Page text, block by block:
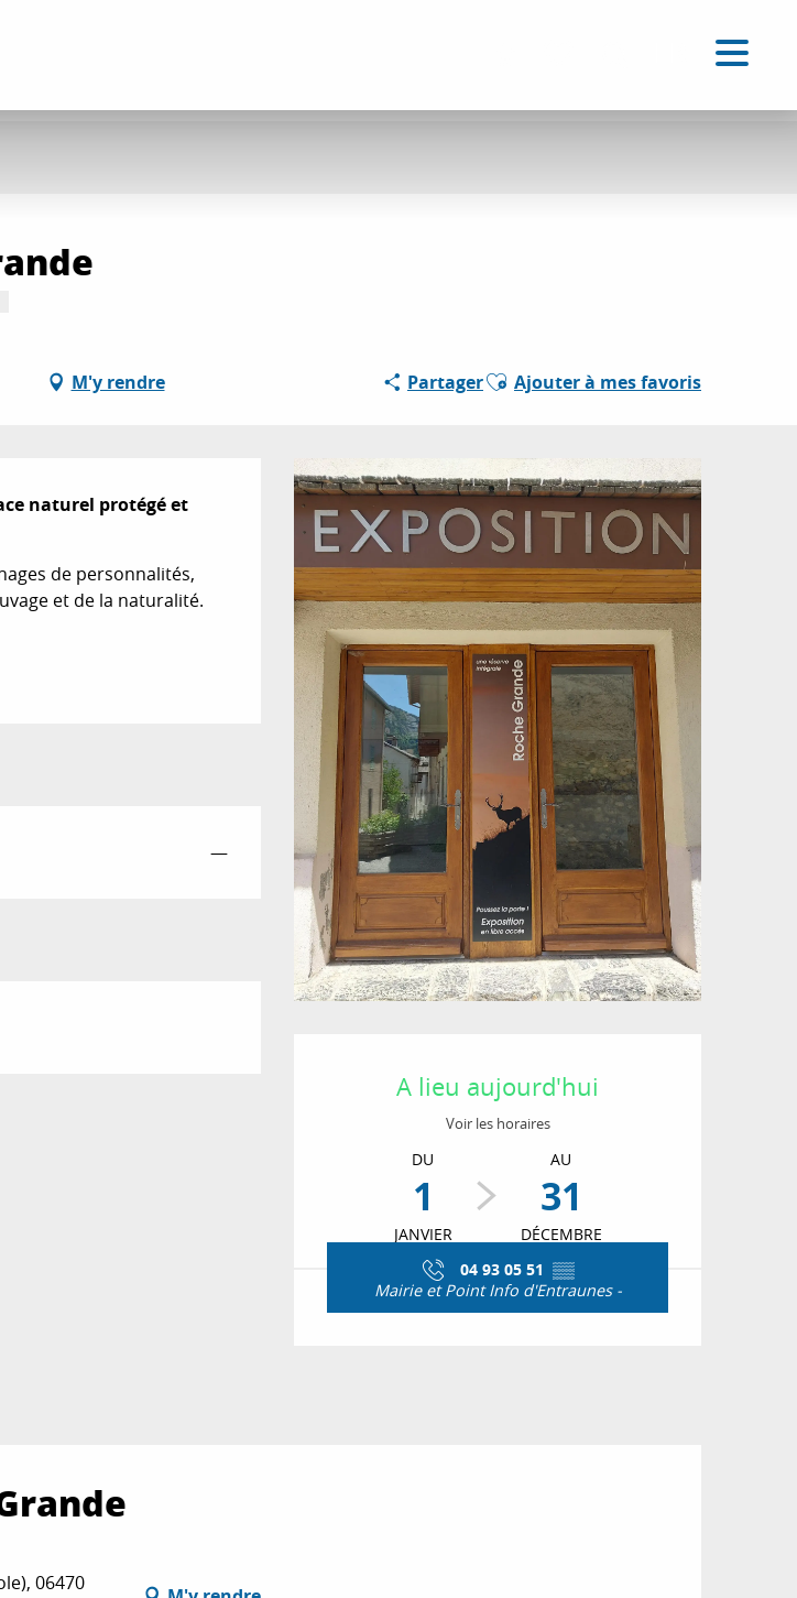
M'y rendre PartagerAjouter aux favoris
Ajouter à mes favoris
Ouverture et
A lieu aujourd'hui
Voir les horaires
DU
1
JANVIER
AU
31
DÉCEMBRE
04 93 05 51 ▒▒
Mairie et Point Info d'Entraunes -
naturel protégé et
de personnalités,
et de la naturalité.
—
06470